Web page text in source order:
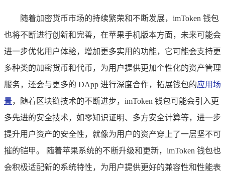
随着加密货币市场的持续繁荣和不断发展，imToken 钱包
也将不断进行创新和完善，在苹果手机版本方面，未来可能会
进一步优化用户体验，增加更多实用的功能，它可能会支持更
多种类的加密货币和代币，为用户提供更加个性化的资产管理
服务，还会与更多的 DApp 进行深度合作，拓展钱包的应用场
景，随着区块链技术的不断进步，imToken 钱包可能会引入更
多先进的安全技术，如零知识证明、多方安全计算等，进一步
提升用户资产的安全性，就像为用户的资产穿上了一层坚不可
摧的铠甲。 随着苹果系统的不断升级和更新，imToken 钱包也
会积极适配新的系统特性，为用户提供更好的兼容性和性能表